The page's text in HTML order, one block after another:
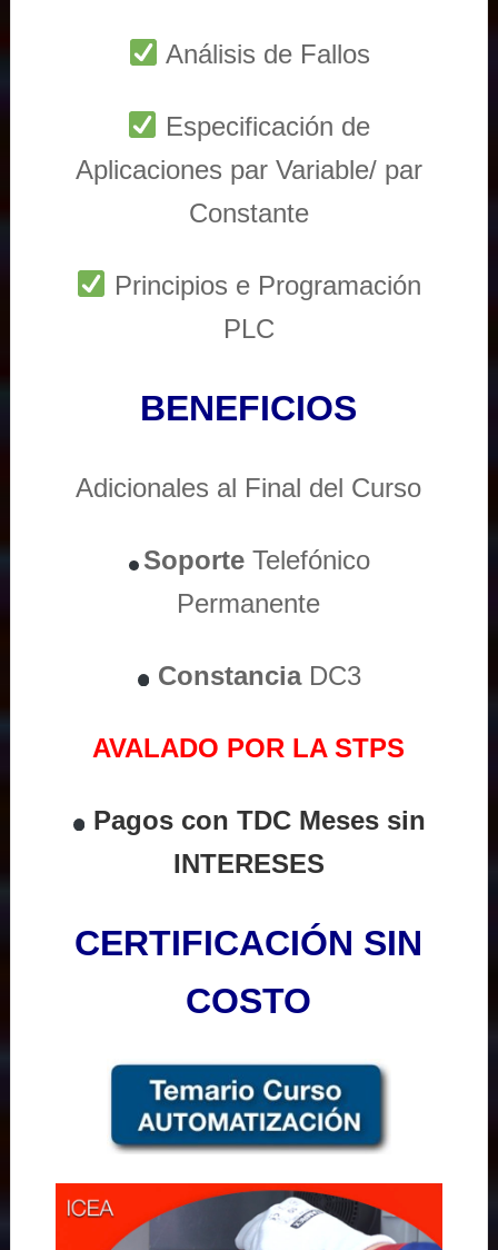
Análisis de Fallos
Especificación de
Aplicaciones par Variable/ par
Constante
Principios e Programación
PLC
BENEFICIOS
Adicionales al Final del Curso
Soporte Telefónico
Permanente
ConstanciaDC3
AVALADO POR LA STPS
Pagos con TDC Meses sin
INTERESES
CERTIFICACIÓN SIN
COSTO